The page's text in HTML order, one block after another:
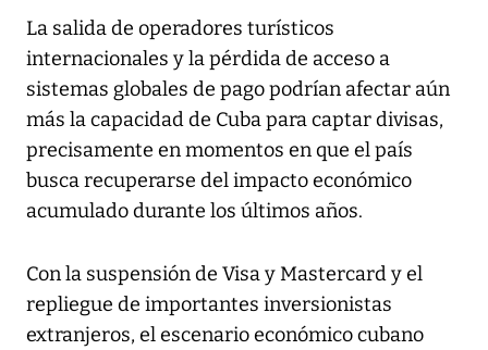
La salida de operadores turísticos
internacionales y la pérdida de acceso a
sistemas globales de pago podrían afectar aún
más la capacidad de Cuba para captar divisas,
precisamente en momentos en que el país
busca recuperarse del impacto económico
acumulado durante los últimos años.
Con la suspensión de Visa y Mastercard y el
repliegue de importantes inversionistas
extranjeros, el escenario económico cubano